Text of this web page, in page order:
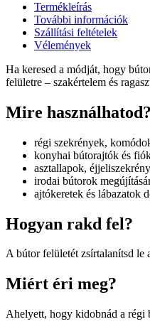
Termékleírás
További információk
Szállítási feltételek
Vélemények
Ha keresed a módját, hogy
felületre – szakértelem és
Mire használhatod?
régi szekrények,
konyhai bútorajtók és
asztallapok,
irodai bútorok
ajtókeretek és lábazatok
Hogyan rakd fel?
A bútor felületét zsírtalanítsd le
Miért éri meg?
Ahelyett, hogy kidobnád a régi